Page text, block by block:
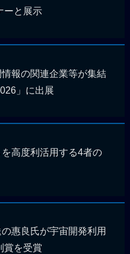
ーと展示
報の関連企業等が集結
」に出展
高度利活用する4者の
惠良氏が宇宙開発利用
賞を受賞